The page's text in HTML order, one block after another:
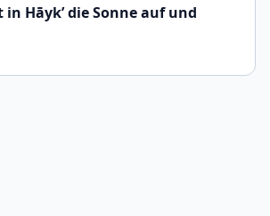
Hāyk’ die Sonne auf und